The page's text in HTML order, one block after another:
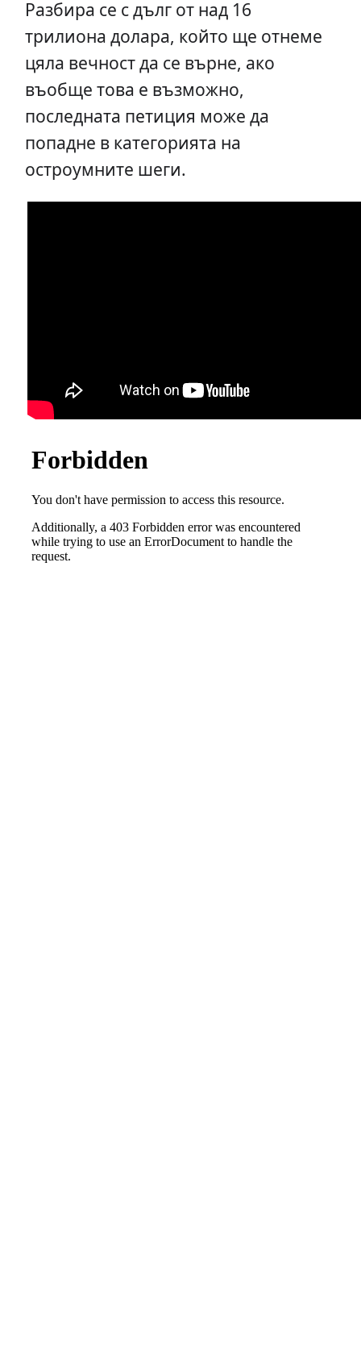
Разбира се с дълг от над 16
трилиона долара, който ще отнеме
цяла вечност да се върне, ако
въобще това е възможно,
последната петиция може да
попадне в категорията на
остроумните шеги.